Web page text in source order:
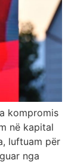
kompromis
në kapital
luftuam për
nga